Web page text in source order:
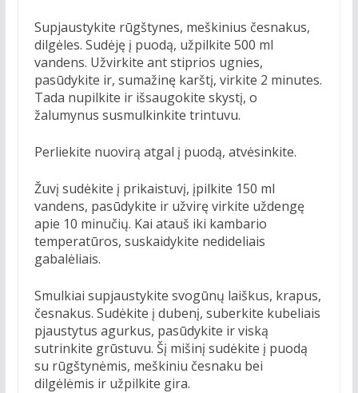
Supjaustykite rūgštynes, meškinius česnakus,
dilgėles. Sudėję į puodą, užpilkite 500 ml
vandens. Užvirkite ant stiprios ugnies,
pasūdykite ir, sumažinę karštį, virkite 2 minutes.
Tada nupilkite ir išsaugokite skystį, o
žalumynus susmulkinkite trintuvu.
Perliekite nuovirą atgal į puodą, atvėsinkite.
Žuvį sudėkite į prikaistuvį, įpilkite 150 ml
vandens, pasūdykite ir užvirę virkite uždengę
apie 10 minučių. Kai atauš iki kambario
temperatūros, suskaidykite nedideliais
gabalėliais.
Smulkiai supjaustykite svogūnų laiškus, krapus,
česnakus. Sudėkite į dubenį, suberkite kubeliais
pjaustytus agurkus, pasūdykite ir viską
sutrinkite grūstuvu. Šį mišinį sudėkite į puodą
su rūgštynėmis, meškiniu česnaku bei
dilgėlėmis ir užpilkite gira.